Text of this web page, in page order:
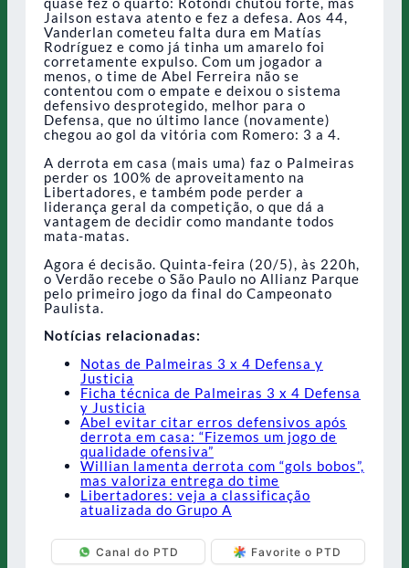
Jailson estava atento e fez a defesa. Aos 44,
Vanderlan cometeu falta dura em Matías
Rodríguez e como já tinha um amarelo foi
corretamente expulso. Com um jogador a
menos, o time de Abel Ferreira não se
contentou com o empate e deixou o sistema
defensivo desprotegido, melhor para o
Defensa, que no último lance (novamente)
chegou ao gol da vitória com Romero: 3 a 4.
A derrota em casa (mais uma) faz o Palmeiras
perder os 100% de aproveitamento na
Libertadores, e também pode perder a
liderança geral da competição, o que dá a
vantagem de decidir como mandante todos
mata-matas.
Agora é decisão. Quinta-feira (20/5), às 220h,
o Verdão recebe o São Paulo no Allianz Parque
pelo primeiro jogo da final do Campeonato
Paulista.
Notícias relacionadas:
Notas de Palmeiras 3 x 4 Defensa y
Justicia
Ficha técnica de Palmeiras 3 x 4 Defensa
y Justicia
Abel evitar citar erros defensivos após
derrota em casa: “Fizemos um jogo de
qualidade ofensiva”
Willian lamenta derrota com “gols bobos”,
mas valoriza entrega do time
Libertadores: veja a classificação
atualizada do Grupo A
Canal do PTD Favorite o PTD